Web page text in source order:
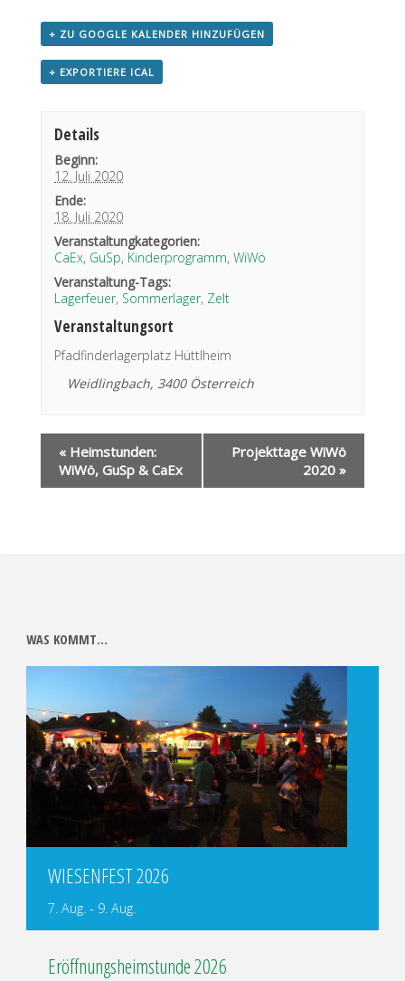
+ ZU GOOGLE KALENDER HINZUFÜGEN
+ EXPORTIERE ICAL
Details
Beginn:
12. Juli 2020
Ende:
18. Juli 2020
Veranstaltungkategorien:
CaEx, GuSp, Kinderprogramm,WiWö
Veranstaltung-Tags:
Lagerfeuer, Sommerlager, Zelt
Veranstaltungsort
Pfadfinderlagerplatz Hüttlheim
Weidlingbach, 3400 Österreich
«Heimstunden:
WiWö, GuSp & CaEx
Projekttage WiWö
2020»
WAS KOMMT…
WIESENFEST 2026
7. Aug.- 9. Aug.
Eröffnungsheimstunde 2026